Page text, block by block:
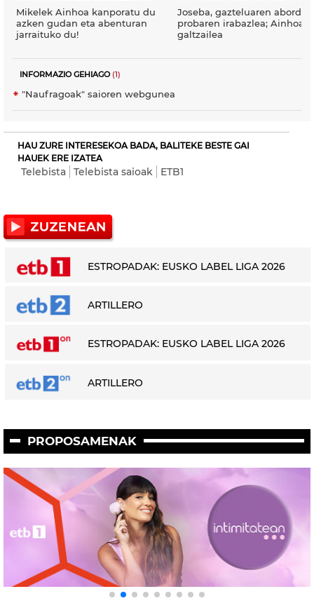
Mikelek Ainhoa kanporatu du
azken gudan eta abenturan
jarraituko du!
Joseba, gazteluaren
probaren irabazlea; Ainhoa,
galtzailea
INFORMAZIO GEHIAGO(1)
"Naufragoak" saioren webgunea
HAU ZURE INTERESEKOA BADA, BALITEKE BESTE GAI
HAUEK ERE IZATEA
Telebista Telebista saioak ETB1
ESTROPADAK: EUSKO LABEL LIGA 2026
ARTILLERO
ESTROPADAK: EUSKO LABEL LIGA 2026
ARTILLERO
PROPOSAMENAK